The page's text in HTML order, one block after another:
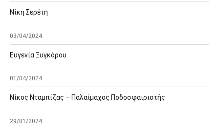
Νίκη Σερέτη
03/04/2024
Ευγενία Ξυγκόρου
01/04/2024
Νίκος Νταμπίζας – Παλαίμαχος Ποδοσφαιριστής
29/01/2024